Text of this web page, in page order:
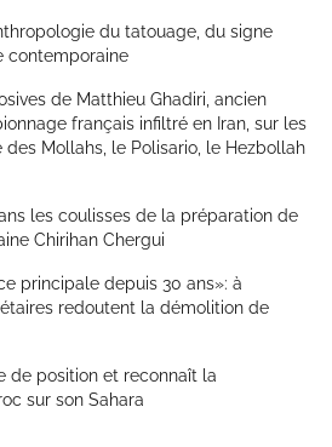
du tatouage, du signe
contemporaine
de Matthieu Ghadiri, ancien
français infiltré en Iran, sur les
des Mollahs, le Polisario, le Hezbollah
les coulisses de la préparation de
Chirihan Chergui
principale depuis 30 ans»: à
redoutent la démolition de
de position et reconnaît la
sur son Sahara